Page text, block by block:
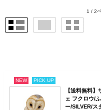
1 / 2
NEW PICK UP
【送料無料
ェ フクロウ/
ー/SILVER/ス